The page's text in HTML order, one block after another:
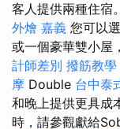
客人提供兩種住宿
外燴 嘉義 您可以
或一個豪華雙小屋
計師差別 撥筋教學
摩 Double 台中泰
和晚上提供更具成
時，請參觀獻給